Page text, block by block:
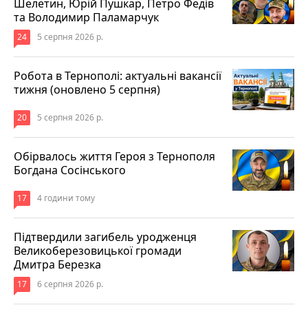
Шелетин, Юрій Пушкар, Петро Федів
та Володимир Паламарчук
24 5 серпня 2026 р.
Робота в Тернополі: актуальні вакансії
тижня (оновлено 5 серпня)
20 5 серпня 2026 р.
Обірвалось життя Героя з Тернополя
Богдана Сосінського
17 4 години тому
Підтвердили загибель уродженця
Великоберезовицької громади
Дмитра Березка
17 6 серпня 2026 р.